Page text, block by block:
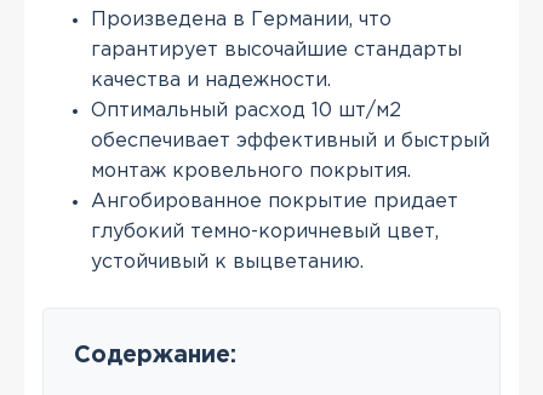
Произведена в Германии, что
гарантирует высочайшие стандарты
качества и надежности.
Оптимальный расход 10 шт/м2
обеспечивает эффективный и быстрый
монтаж кровельного покрытия.
Ангобированное покрытие придает
глубокий темно-коричневый цвет,
устойчивый к выцветанию.
Содержание: